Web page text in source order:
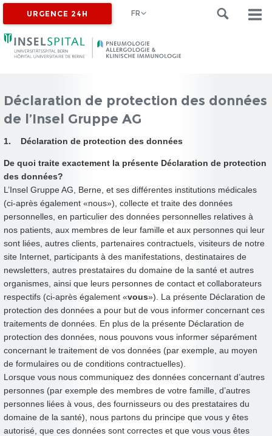
URGENCE 24H FR
Déclaration de protection des données
de l’Insel Gruppe AG
1. Déclaration de protection des données
De quoi traite exactement la présente Déclaration de protection
des données?
L’Insel Gruppe AG, Berne, et ses différentes institutions médicales
(ci-après également «nous»), collecte et traite des données
personnelles, en particulier des données personnelles relatives à
nos patients, aux membres de leur famille et aux personnes qui leur
sont liées, autres clients, partenaires contractuels, visiteurs de notre
site Internet, participants à des manifestations, destinataires de
newsletters, autres prestataires du domaine de la santé et autres
organismes, ainsi que leurs personnes de contact et collaborateurs
respectifs (ci-après également «vous»). La présente Déclaration de
protection des données a pour but de vous informer concernant ces
traitements de données. En plus de la présente Déclaration de
protection des données, nous pouvons vous informer séparément
concernant le traitement de vos données (par exemple, au moyen
de formulaires ou de conditions contractuelles).
Lorsque vous nous communiquez des données concernant d’autres
personnes (par exemple des membres de votre famille, d’autres
personnes liées à vous, des fournisseurs ou des prestataires du
domaine de la santé), nous partons du principe que vous y êtes
autorisé, que ces données sont correctes et que vous vous êtes